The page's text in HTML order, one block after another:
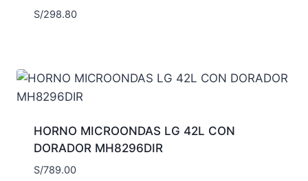
S/298.80
HORNO MICROONDAS LG 42L CON
DORADOR MH8296DIR
S/789.00